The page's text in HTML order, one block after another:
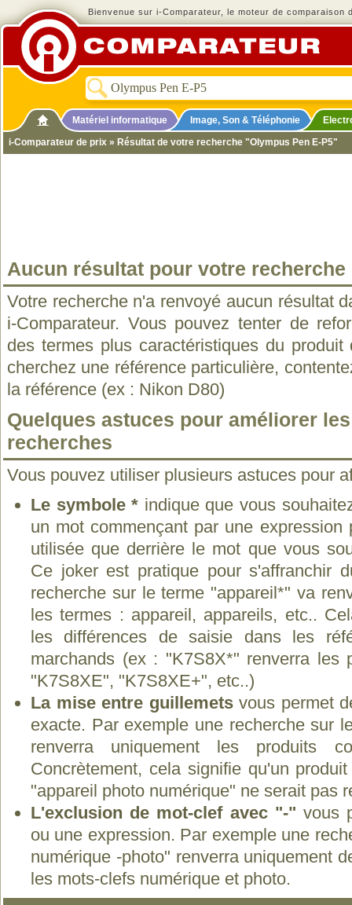
Bienvenue sur i-Comparateur, le moteur de comparaison
Matériel informatique Image, Son & Téléphonie
i-Comparateur de prix » Résultat de votre recherche "Olympus Pen E-P5"
Aucun résultat pour votre recherche
Votre recherche n'a renvoyé aucun résultat
i-Comparateur. Vous pouvez tenter de
des termes plus caractéristiques du
cherchez une référence particulière,
la référence (ex : Nikon D80)
Quelques astuces pour améliorer
recherches
Vous pouvez utiliser plusieurs astuces pour
Le symbole * indique que vous
un mot commençant par une
utilisée que derrière le mot que vous
Ce joker est pratique pour s'affranchir
recherche sur le terme "appareil*" va
les termes : appareil, appareils, etc..
les différences de saisie dans les
marchands (ex : "K7S8X*" renverra les
"K7S8XE", "K7S8XE+", etc..)
La mise entre guillemetsvous permet
exacte. Par exemple une recherche sur
renverra uniquement les produits
Concrètement, cela signifie qu'un
"appareil photo numérique" ne serait pas
L'exclusion de mot-clef avec "-" vous
ou une expression. Par exemple une
numérique -photo" renverra uniquement
les mots-clefs numérique et photo.